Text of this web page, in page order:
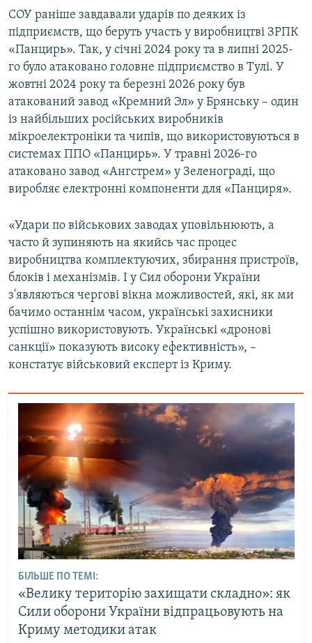
СОУ раніше завдавали ударів по деяких із
підприємств, що беруть участь у виробництві ЗРПК
«Панцирь». Так, у січні 2024 року та в липні 2025-
го було атаковано головне підприємство в Тулі. У
жовтні 2024 року та березні 2026 року був
атакований завод «Кремний Эл» у Брянську – один
із найбільших російських виробників
мікроелектроніки та чипів, що використовуються в
системах ППО «Панцирь». У травні 2026-го
атаковано завод «Ангстрем» у Зеленограді, що
виробляє електронні компоненти для «Панциря».
«Удари по військових заводах уповільнюють, а
часто й зупиняють на якийсь час процес
виробництва комплектуючих, збирання пристроїв,
блоків і механізмів. І у Сил оборони України
з'являються чергові вікна можливостей, які, як ми
бачимо останнім часом, українські захисники
успішно використовують. Українські «дронові
санкції» показують високу ефективність», –
констатує військовий експерт із Криму.
БІЛЬШЕ ПО ТЕМІ:
«Велику територію захищати складно»: як
Сили оборони України відпрацьовують на
Криму методики атак